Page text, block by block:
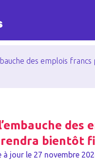
des emplois
des
bientôt
à jour le 27 novembre